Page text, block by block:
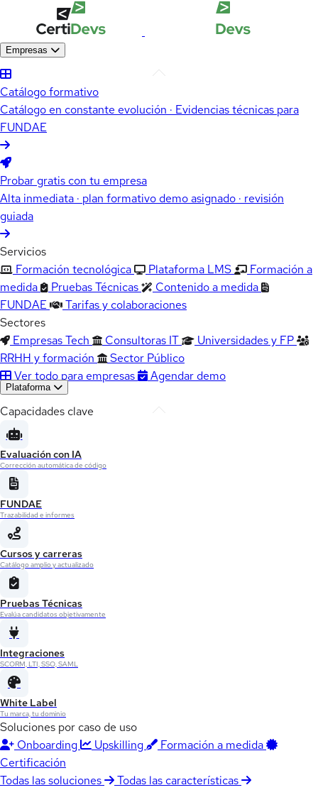
Empresas
Catálogo formativo
Catálogo en constante evolución · Evidencias técnicas para
FUNDAE
Probar gratis con tu empresa
Alta inmediata · plan formativo demo asignado · revisión
guiada
Servicios
Formación tecnológica
Plataforma LMS
Formación a
medida
Pruebas Técnicas
Contenido a medida
FUNDAE
Tarifas y colaboraciones
Sectores
Empresas Tech
Consultoras IT
Universidades y FP
RRHH y formación
Sector Público
Ver todo para empresas
Agendar demo
Plataforma
Capacidades clave
Evaluación con IA
Corrección automática de código
FUNDAE
Trazabilidad e informes
Cursos y carreras
Catálogo amplio y actualizado
Pruebas Técnicas
Evalúa candidatos objetivamente
Integraciones
SCORM, LTI, SSO, SAML
White Label
Tu marca, tu dominio
Soluciones por caso de uso
Onboarding
Upskilling
Formación a medida
Certificación
Todas las soluciones
Todas las características